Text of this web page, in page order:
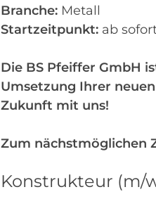
Branche: Metall
Startzeitpunkt: ab
Die BS Pfeiffer GmbH
Umsetzung Ihrer
Zukunft mit uns!
Zum nächstmöglichen
Konstrukteur (m/